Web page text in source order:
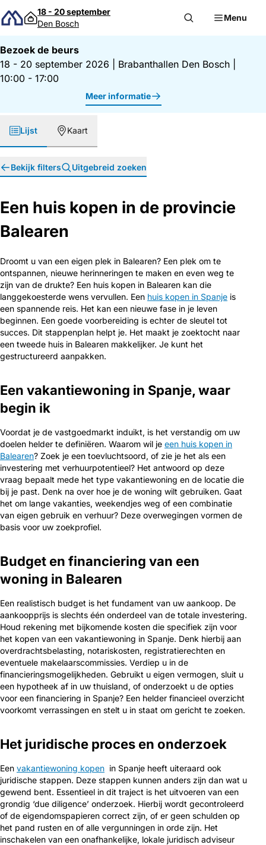
Direct naar inhoud
18 - 20 september
Den Bosch
Menu
Bezoek de beurs
18 - 20 september 2026
Brabanthallen Den Bosch
10:00 - 17:00
Meer informatie
Lijst Kaart
Bekijk filters Uitgebreid zoeken
Een huis kopen in de provincie
Balearen
Droomt u van een eigen plek in Balearen? Een plek om te
ontspannen, nieuwe herinneringen te maken en even weg te
zijn van de drukte? Een huis kopen in Balearen kan die
langgekoesterde wens vervullen. Een huis kopen in Spanje is
een spannende reis. Het kan een nieuwe fase in je leven
beginnen. Een goede voorbereiding is echter de sleutel tot
succes. Dit stappenplan helpt je. Het maakt je zoektocht naar
een tweede huis in Balearen makkelijker. Je kunt het
gestructureerd aanpakken.
Een vakantiewoning in Spanje, waar
begin ik
Voordat je de vastgoedmarkt induikt, is het verstandig om uw
doelen helder te definiëren. Waarom wil je een huis kopen in
Balearen? Zoek je een toevluchtsoord, of zie je het als een
investering met verhuurpotentieel? Het antwoord op deze
vraag bepaalt mede het type vakantiewoning en de locatie die
bij je past. Denk na over hoe je de woning wilt gebruiken. Gaat
het om lange vakanties, weekendjes weg of een combinatie
van eigen gebruik en verhuur? Deze overwegingen vormen de
basis voor uw zoekprofiel.
Budget en financiering van een
woning in Balearen
Een realistisch budget is het fundament van uw aankoop. De
aankoopprijs is slechts één onderdeel van de totale investering.
Houd rekening met bijkomende kosten die specifiek zijn voor
het kopen van een vakantiewoning in Spanje. Denk hierbij aan
overdrachtsbelasting, notariskosten, registratierechten en
eventuele makelaarscommissies. Verdiep u in de
financieringsmogelijkheden. Gebruikt u eigen vermogen, sluit u
een hypotheek af in uw thuisland, of onderzoekt u de opties
voor een financiering in Spanje? Een helder financieel overzicht
voorkomt verrassingen en stelt u in staat om gericht te zoeken.
Het juridische proces en onderzoek
Een vakantiewoning kopen in Spanje heeft uiteraard ook
juridische stappen. Deze stappen kunnen anders zijn dan wat u
gewend bent. Essentieel in dit traject is het uitvoeren van een
grondig ‘due diligence’ onderzoek. Hierbij wordt gecontroleerd
of de eigendomspapieren correct zijn, of er geen schulden op
het pand rusten en of alle vergunningen in orde zijn. Het
inschakelen van een onafhankelijke, lokale juridisch adviseur